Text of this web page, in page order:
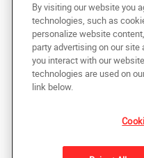
Copyright © 2024 AlphaGraphics
reservados.
Avenida das Nações Unidas, 12901
De volta ao topo
copiada, fotocopiada,
eletrônico ou forma legível por
consentimento prévio por escrito
By visiting our website you
technologies, such as
personalize website
party advertising on our
you interact with our
technologies are used on
link below.